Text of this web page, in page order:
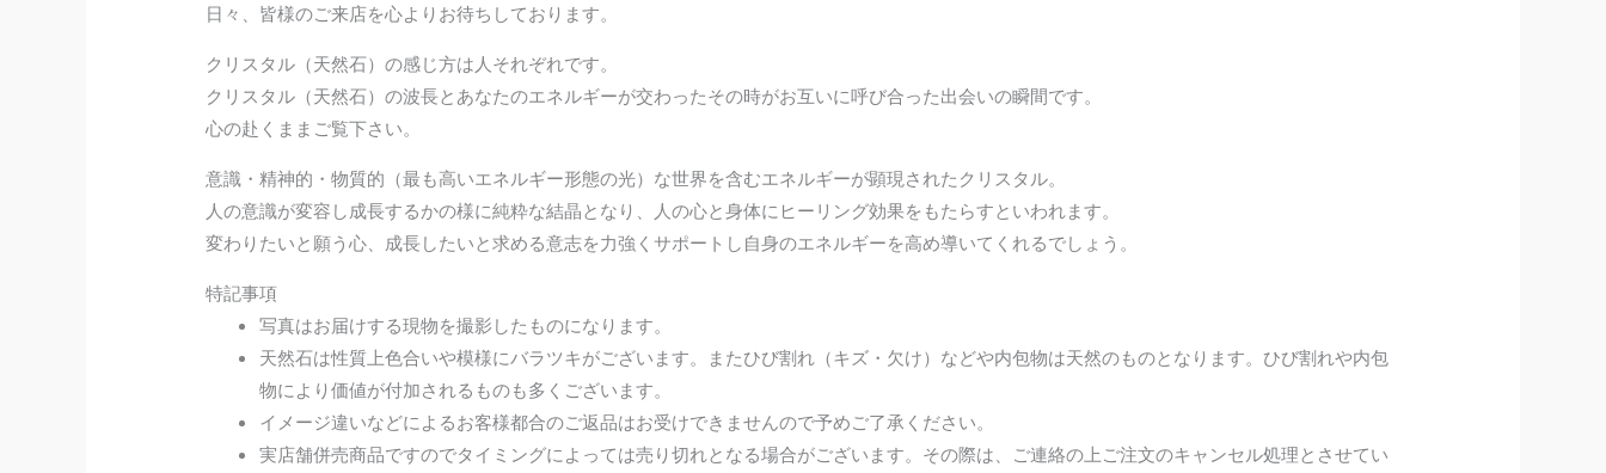
日々、皆様のご来店を心よりお待ちしております。
クリスタル（天然石）の感じ方は人それぞれです。
クリスタル（天然石）の波長とあなたのエネルギーが交わったその時がお互いに呼び合った出会いの瞬間です。
心の赴くままご覧下さい。
意識・精神的・物質的（最も高いエネルギー形態の光）な世界を含むエネルギーが顕現されたクリスタル。
人の意識が変容し成長するかの様に純粋な結晶となり、人の心と身体にヒーリング効果をもたらすといわれます。
変わりたいと願う心、成長したいと求める意志を力強くサポートし自身のエネルギーを高め導いてくれるでしょう。
特記事項
写真はお届けする現物を撮影したものになります。
天然石は性質上色合いや模様にバラツキがございます。またひび割れ（キズ・欠け）などや内包物は天然のものとなります。ひび割れや内包
物により価値が付加されるものも多くございます。
イメージ違いなどによるお客様都合のご返品はお受けできませんので予めご了承ください。
実店舗併売商品ですのでタイミングによっては売り切れとなる場合がございます。その際は、ご連絡の上ご注文のキャンセル処理とさせてい